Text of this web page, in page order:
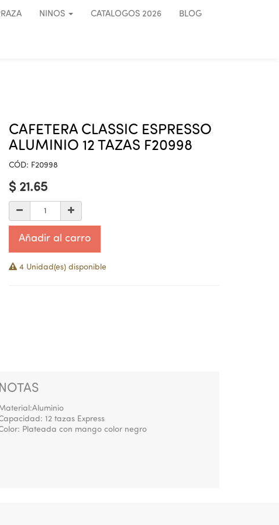
NINOS CATALOGOS 2026 BLOG
CAFETERA CLASSIC ESPRESSO
ALUMINIO 12 TAZAS F20998
CÓD: F20998
$ 21.65
Añadir al carro
4 Unidad(es) disponible
NOTAS
12 tazas Express
Plateada con mango color negro